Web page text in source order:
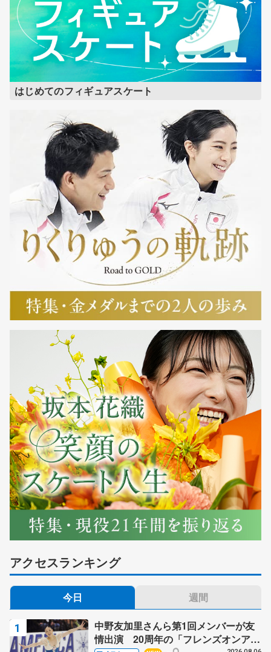
はじめてのフィギュアスケート
アクセスランキング
今日 週間
中野友加里さんら第1回メンバーが友
情出演 20周年の「フレンズオンアイ